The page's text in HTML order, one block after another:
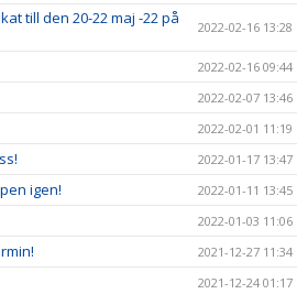
till den 20-22 maj -22 på
2022-02-16 13:28
2022-02-16 09:44
2022-02-07 13:46
2022-02-01 11:19
2022-01-17 13:47
igen! 2022-01-11 13:45
2022-01-03 11:06
2021-12-27 11:34
2021-12-24 01:17